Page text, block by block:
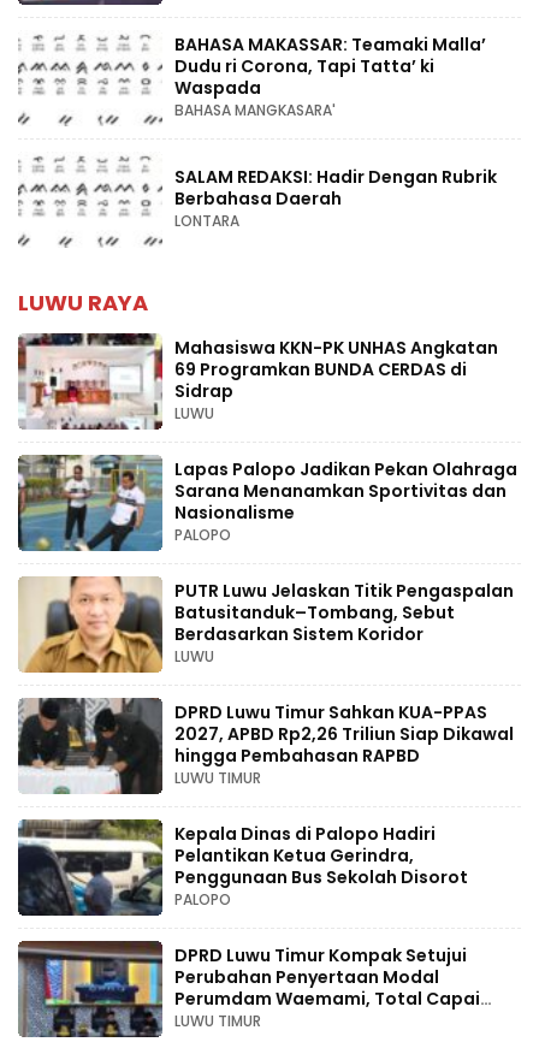
BAHASA MAKASSAR: Teamaki Malla’
Dudu ri Corona, Tapi Tatta’ ki
Waspada
BAHASA MANGKASARA'
SALAM REDAKSI: Hadir Dengan Rubrik
Berbahasa Daerah
LONTARA
LUWU RAYA
Mahasiswa KKN-PK UNHAS Angkatan
69 Programkan BUNDA CERDAS di
Sidrap
LUWU
Lapas Palopo Jadikan Pekan Olahraga
Sarana Menanamkan Sportivitas dan
Nasionalisme
PALOPO
PUTR Luwu Jelaskan Titik Pengaspalan
Batusitanduk–Tombang, Sebut
Berdasarkan Sistem Koridor
LUWU
DPRD Luwu Timur Sahkan KUA-PPAS
2027, APBD Rp2,26 Triliun Siap Dikawal
hingga Pembahasan RAPBD
LUWU TIMUR
Kepala Dinas di Palopo Hadiri
Pelantikan Ketua Gerindra,
Penggunaan Bus Sekolah Disorot
PALOPO
DPRD Luwu Timur Kompak Setujui
Perubahan Penyertaan Modal
Perumdam Waemami, Total Capai
Rp131,68 Miliar Hingga 2030
LUWU TIMUR